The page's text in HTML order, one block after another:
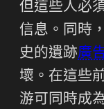
但這些人必
信息。同時
史的遺跡廣
壞。在這些
游可同時成